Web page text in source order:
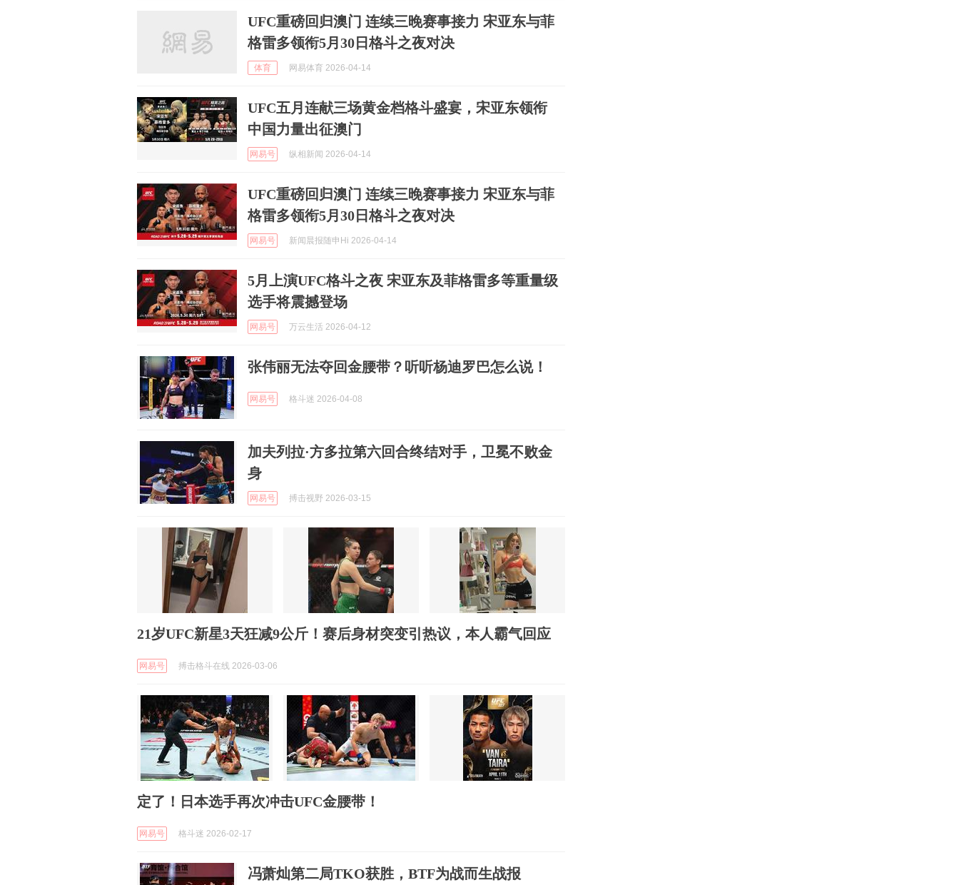
UFC重磅回归澳门 连续三晚赛事接力 宋亚东与菲
格雷多领衔5月30日格斗之夜对决
体育 网易体育 2026-04-14
UFC五月连献三场黄金档格斗盛宴，宋亚东领衔
中国力量出征澳门
网易号 纵相新闻 2026-04-14
UFC重磅回归澳门 连续三晚赛事接力 宋亚东与菲
格雷多领衔5月30日格斗之夜对决
网易号 新闻晨报随申Hi 2026-04-14
5月上演UFC格斗之夜 宋亚东及菲格雷多等重量级
选手将震撼登场
网易号 万云生活 2026-04-12
张伟丽无法夺回金腰带？听听杨迪罗巴怎么说！
网易号 格斗迷 2026-04-08
加夫列拉·方多拉第六回合终结对手，卫冕不败金
身
网易号 搏击视野 2026-03-15
21岁UFC新星3天狂减9公斤！赛后身材突变引热议，本人霸气回应
网易号 搏击格斗在线 2026-03-06
定了！日本选手再次冲击UFC金腰带！
网易号 格斗迷 2026-02-17
冯萧灿第二局TKO获胜，BTF为战而生战报